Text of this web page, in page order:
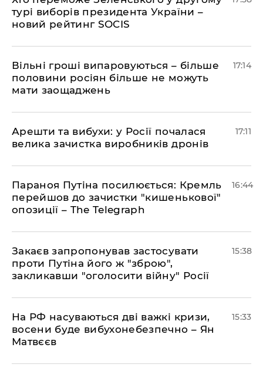
турі виборів президента України –
новий рейтинг SOCIS
Вільні гроші випаровуються – більше
половини росіян більше не можуть
мати заощаджень
17:14
Арешти та вибухи: у Росії почалася
велика зачистка виробників дронів
17:11
Параноя Путіна посилюється: Кремль
перейшов до зачистки "кишенькової"
опозиції – The Telegraph
16:44
Закаєв запропонував застосувати
проти Путіна його ж "зброю",
закликавши "оголосити війну" Росії
15:38
На РФ насуваються дві важкі кризи,
восени буде вибухонебезпечно – Ян
Матвєєв
15:33